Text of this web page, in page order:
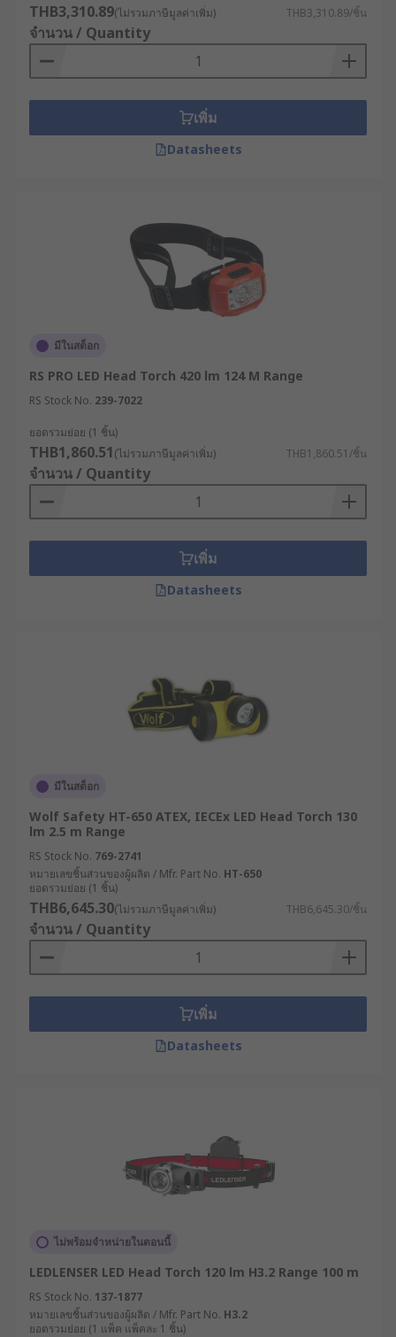
THB3,310.89(ไม่รวมภาษีมูลค่าเพิ่ม) THB3,310.89/ชิ้น
จำนวน / Quantity
เพิ่ม
Datasheets
มีในสต็อก
RS PRO LED Head Torch 420 lm 124 M Range
RS Stock No. 239-7022
ยอดรวมย่อย (1 ชิ้น)
THB1,860.51(ไม่รวมภาษีมูลค่าเพิ่ม) THB1,860.51/ชิ้น
จำนวน / Quantity
เพิ่ม
Datasheets
มีในสต็อก
Wolf Safety HT-650 ATEX, IECEx LED Head Torch 130
lm 2.5 m Range
RS Stock No. 769-2741
หมายเลขชิ้นส่วนของผู้ผลิต / Mfr. Part No. HT-650
ยอดรวมย่อย (1 ชิ้น)
THB6,645.30(ไม่รวมภาษีมูลค่าเพิ่ม) THB6,645.30/ชิ้น
จำนวน / Quantity
เพิ่ม
Datasheets
ไม่พร้อมจำหน่ายในตอนนี้
LEDLENSER LED Head Torch 120 lm H3.2 Range 100 m
RS Stock No. 137-1877
หมายเลขชิ้นส่วนของผู้ผลิต / Mfr. Part No. H3.2
ยอดรวมย่อย (1 แพ็ค แพ็คละ 1 ชิ้น)